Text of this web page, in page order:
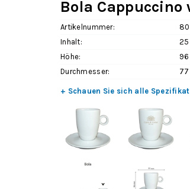
Bola Cappuccino
Artikelnummer:
Inhalt:
25
Höhe:
Durchmesser:
+ Schauen Sie sich alle